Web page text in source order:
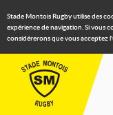
Stade Montois Rugby utilise des
expérience de navigation. Si vous
considérerons que vous acceptez